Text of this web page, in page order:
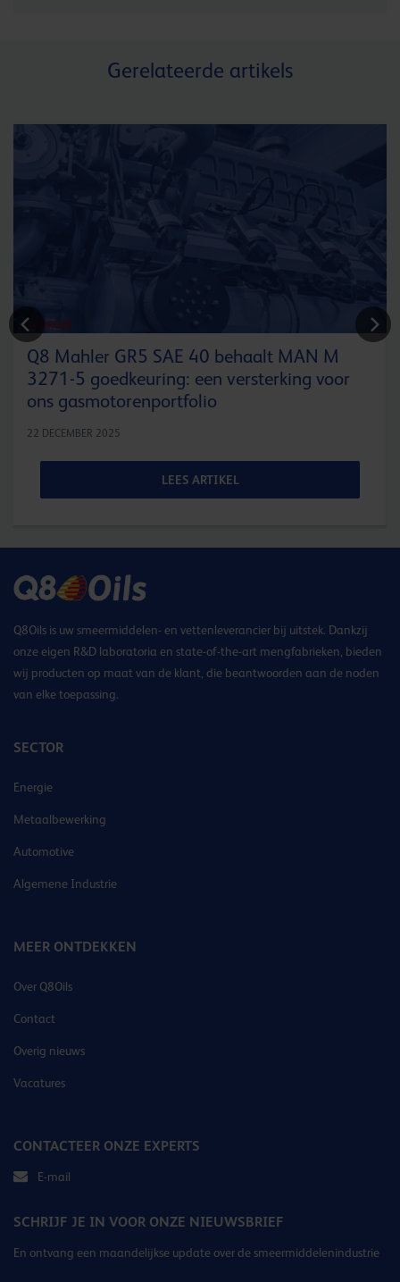
Gerelateerde artikels
ENERGIE
Q8 Mahler GR5 SAE 40 behaalt MAN M
3271-5 goedkeuring: een versterking voor
ons gasmotorenportfolio
22 DECEMBER 2025
LEES ARTIKEL
Q8Oils is uw smeermiddelen- en vettenleverancier bij uitstek. Dankzij
onze eigen R&D laboratoria en state-of-the-art mengfabrieken, bieden
wij producten op maat van de klant, die beantwoorden aan de noden
van elke toepassing.
SECTOR
Energie
Metaalbewerking
Automotive
Algemene Industrie
MEER ONTDEKKEN
Over Q8Oils
Contact
Overig nieuws
Vacatures
CONTACTEER ONZE EXPERTS
E-mail
SCHRIJF JE IN VOOR ONZE NIEUWSBRIEF
En ontvang een maandelijkse update over de smeermiddelenindustrie